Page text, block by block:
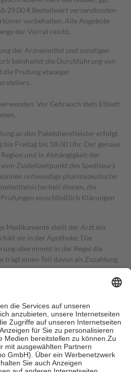
29,00 € Bestell­wert versand­kosten­
vorbehalten. Alle Angebote
der Vorrat reicht.
der Arzneimittel und sonstigen
beinhaltet die Durchführung von
die Prüfung etwaiger
Vor Gebrauch stets Etikett
an den Paketdienstleister erfolgt
bis Freitag bis 18:00 Uhr. Der genaue
und in Abhängigkeit der
Zustellzeitpunkt des Spediteurs
notwendige pharmazeutische
dienen, die
einschließlich Klärungen
Medikamente stellt der Arzt ein
sie in der Apotheke. Die
übernimmt in der Regel die
trägt einen Teil davon als Zuzahlung
Zuzahlungen in Höhe von zehn
jedoch nie mehr als die tatsächlichen
auch für Online-Apotheken.
Krankenpflege beträgt die
sowie zehn Euro je
für ihre eigene Gesundheit zu